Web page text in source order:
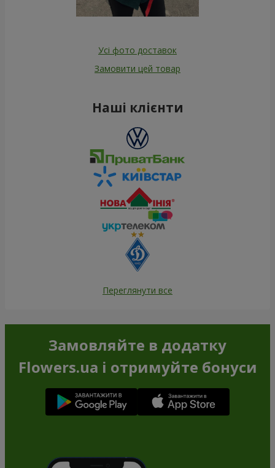
Усі фото доставок
Замовити цей товар
Наші клієнти
Переглянути все
Замовляйте в додатку
Flowers.ua і отримуйте бонуси